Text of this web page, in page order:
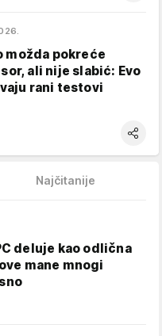
možda pokreće
ali nije slabić: Evo
rani testovi
Najčitanije
deluje kao odlična
mane mnogi